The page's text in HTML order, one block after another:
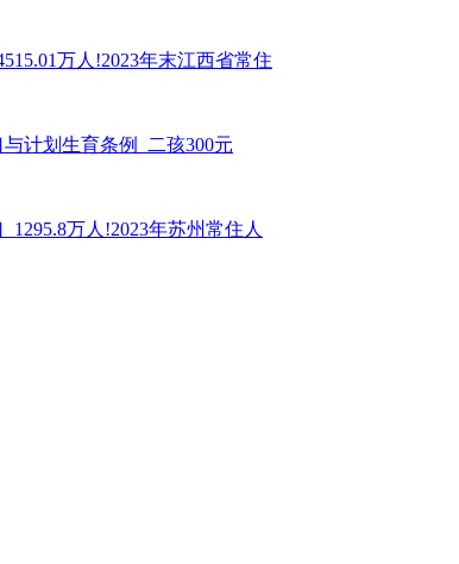
万人!2023年末江西省常住
计划生育条例_二孩300元
万人!2023年苏州常住人